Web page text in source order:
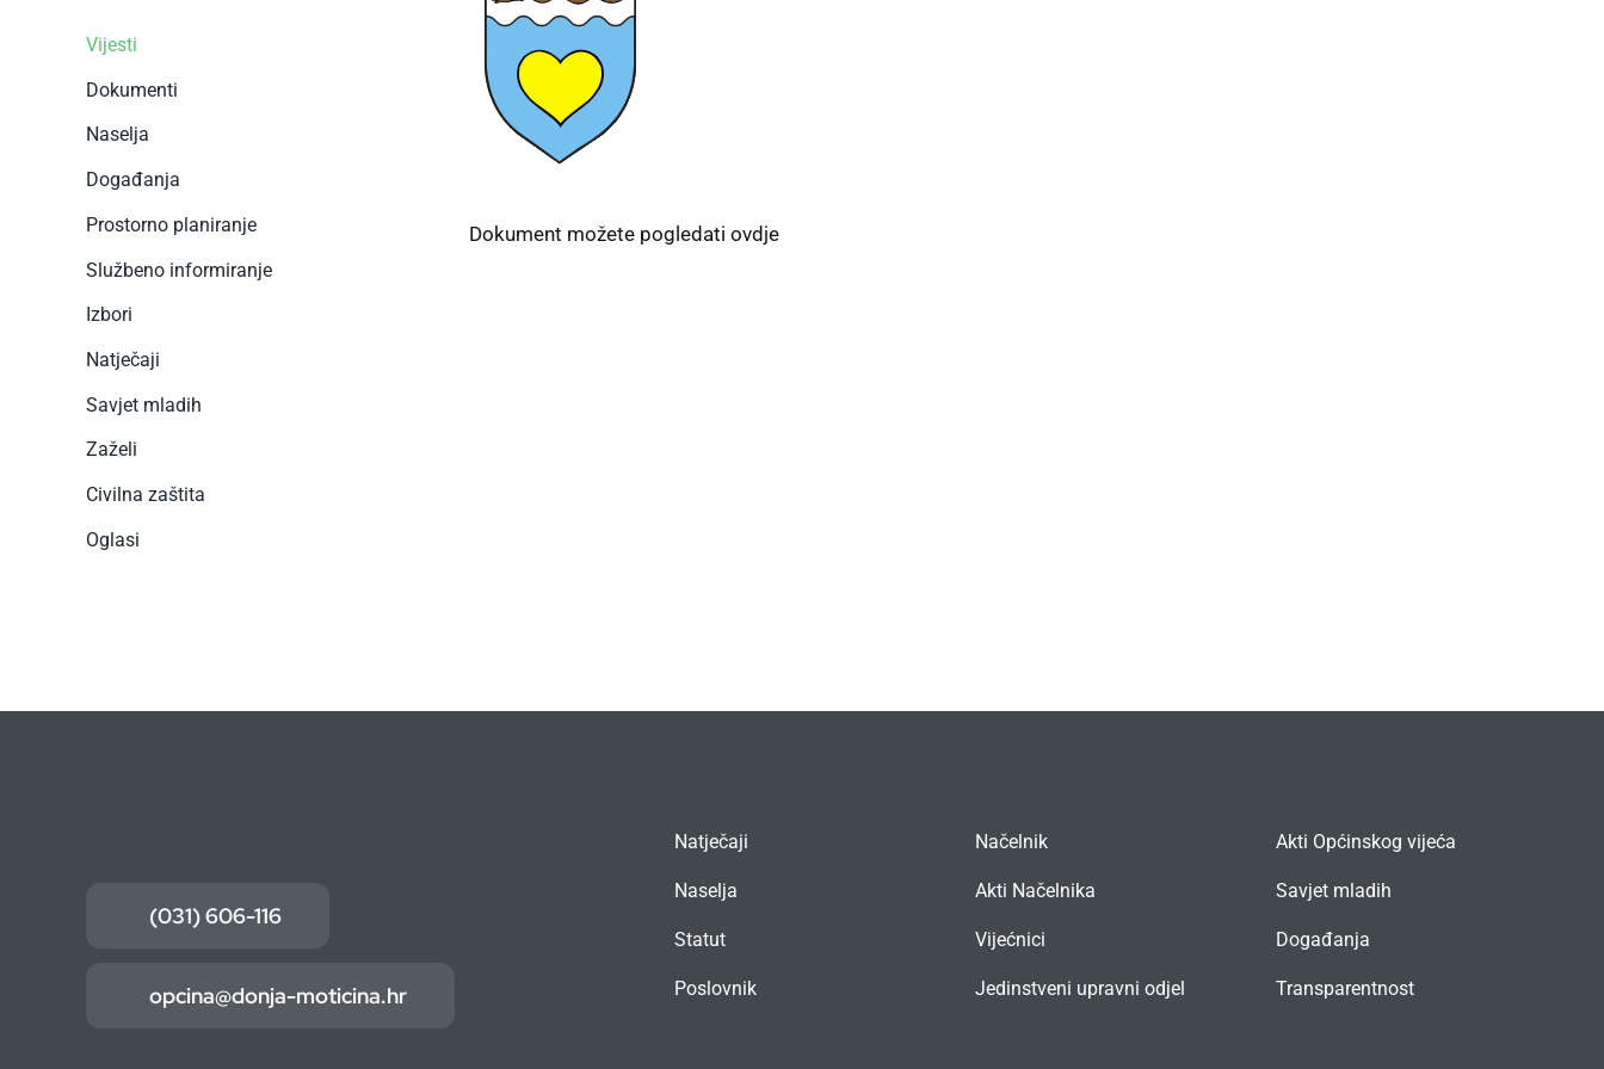
Vijesti
Dokumenti
Naselja
Događanja
Prostorno planiranje
Službeno informiranje
Izbori
Natječaji
Savjet mladih
Zaželi
Civilna zaštita
Oglasi
Dokument možete pogledati ovdje
(031) 606-116
opcina@donja-moticina.hr
Natječaji
Naselja
Statut
Poslovnik
Načelnik
Akti Načelnika
Vijećnici
Jedinstveni upravni odjel
Akti Općinskog vijeća
Savjet mladih
Događanja
Transparentnost